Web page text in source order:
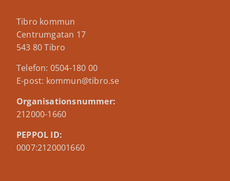
Tibro kommun
Centrumgatan 17
543 80 Tibro
Telefon: 0504-180 00
E-post: kommun@tibro.se
Organisationsnummer:
212000-1660
PEPPOL ID:
0007:2120001660